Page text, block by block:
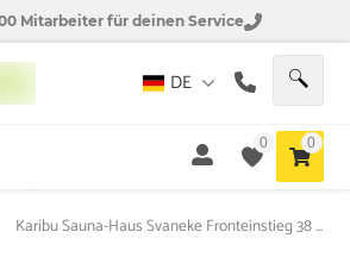
Mitarbeiter für deinen Service
DE
0 0
Karibu Sauna-Haus Svaneke Fronteinstieg 38 mm